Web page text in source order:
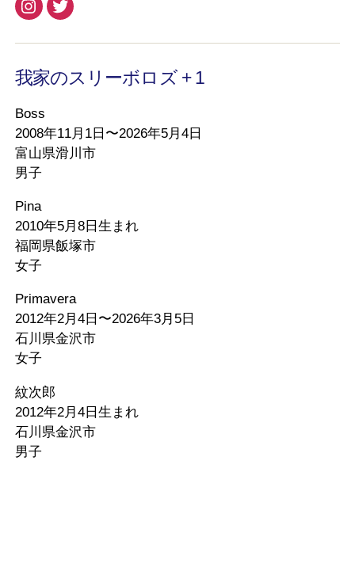
Instagram
Twitter
我家のスリーボロズ + 1
Boss
2008年11月1日〜2026年5月4日
富山県滑川市
男子
Pina
2010年5月8日生まれ
福岡県飯塚市
女子
Primavera
2012年2月4日〜2026年3月5日
石川県金沢市
女子
紋次郎
2012年2月4日生まれ
石川県金沢市
男子